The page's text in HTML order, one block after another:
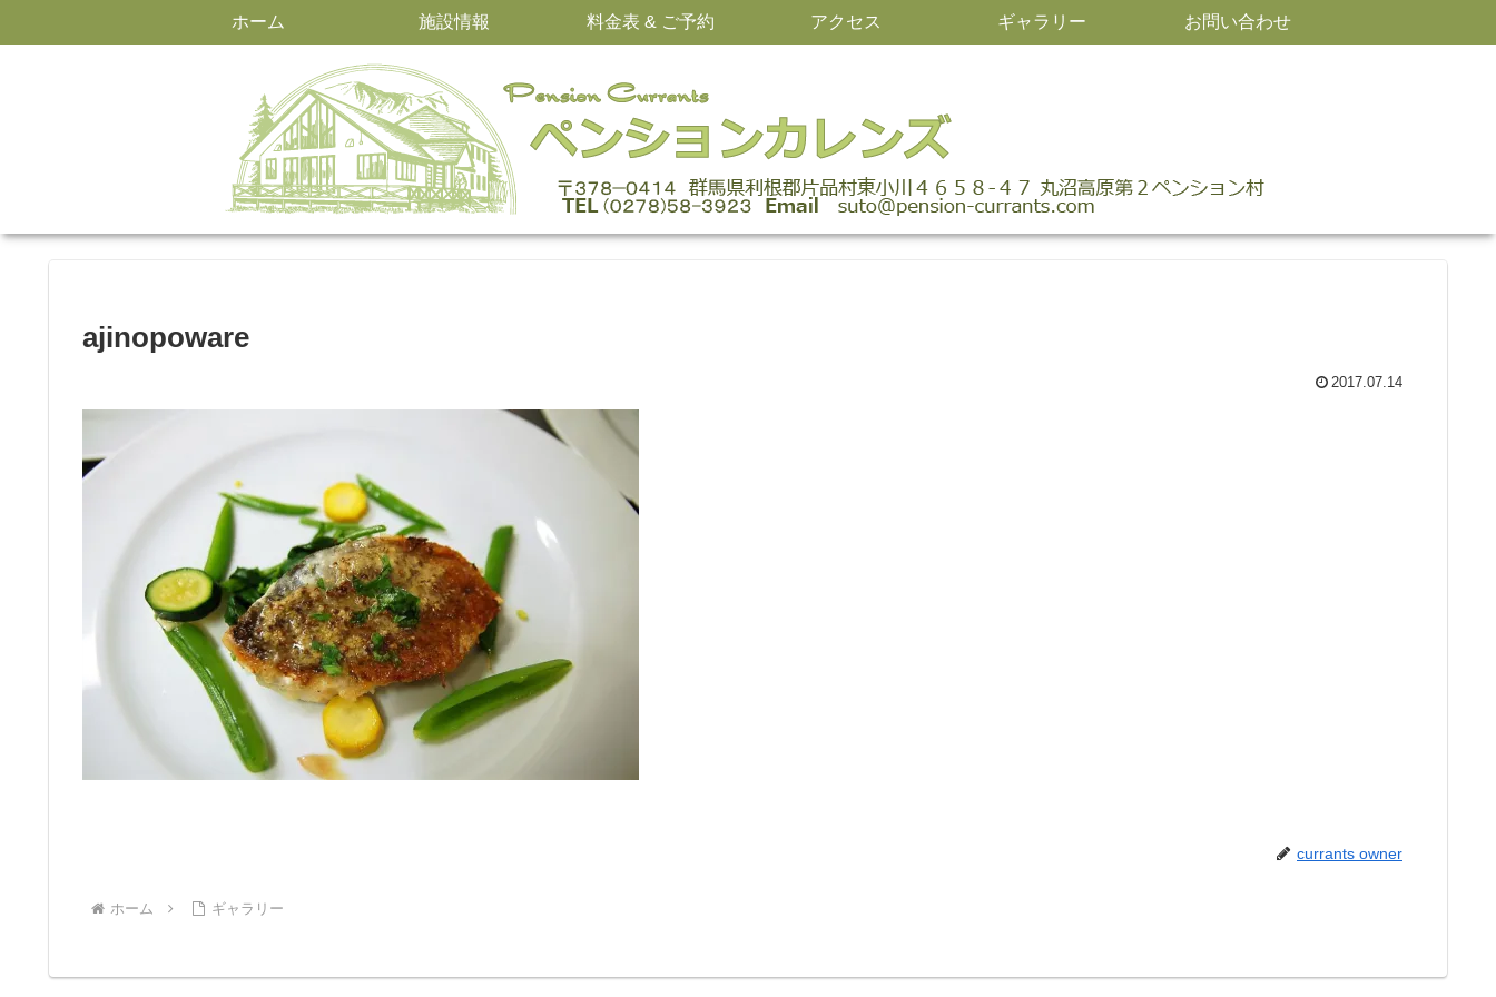
ホーム 施設情報 料金表 & ご予約 アクセス ギャラリー お問い合わせ
ajinopoware
2017.07.14
currants owner
ホーム ギャラリー